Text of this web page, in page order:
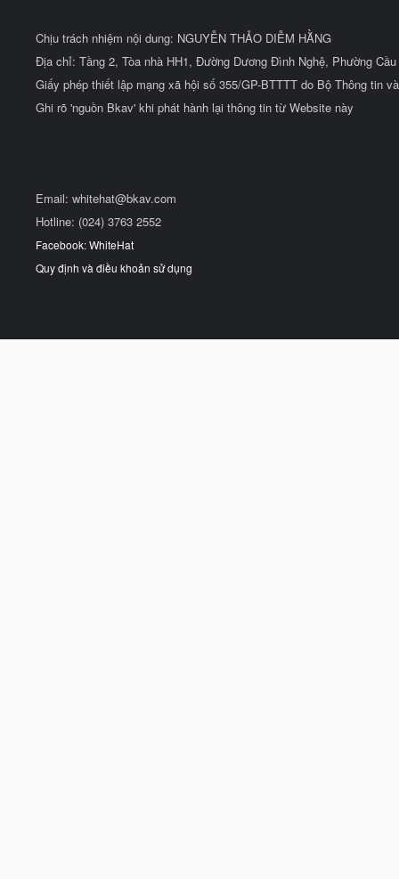
Chịu trách nhiệm nội dung: NGUYỄN THẢO DIỄM HẰNG
Địa chỉ: Tầng 2, Tòa nhà HH1, Đường Dương Đình Nghệ, Phường
Giấy phép thiết lập mạng xã hội số 355/GP-BTTTT do Bộ Thông tin
Ghi rõ 'nguồn Bkav' khi phát hành lại thông tin từ Website này
Email: whitehat@bkav.com
Hotline: (024) 3763 2552
Facebook: WhiteHat
Quy định và điều khoản sử dụng